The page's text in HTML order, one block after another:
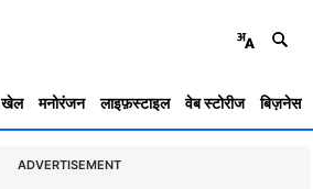
खेल मनोरंजन लाइफ़स्टाइल वेब स्टोरीज बिज़नेस
ADVERTISEMENT